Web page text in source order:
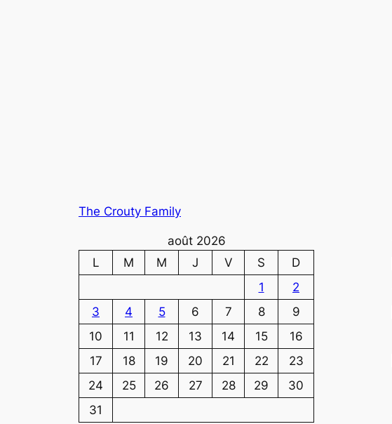
The Crouty Family
août 2026
L
M M J V S
D
1
2
3
4 5 6 7 8
9
10
11 12 13 14 15
16
17
18 19 20 21 22
23
24
25 26 27 28 29
30
31